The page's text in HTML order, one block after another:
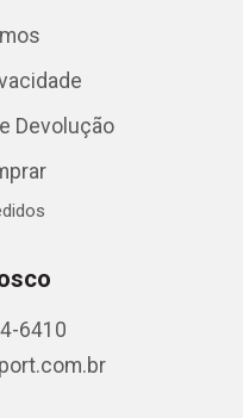
Devolução
6410